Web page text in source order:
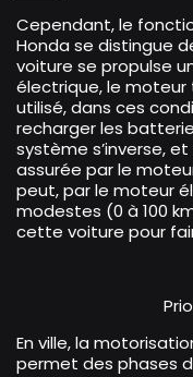
Cependant, le
Honda se distingue
voiture se propulse
électrique, le
utilisé, dans ces
recharger les
système s’inverse,
assurée par le
peut, par le moteur
modestes (0 à 100
cette voiture pour
En ville, la
permet des phases